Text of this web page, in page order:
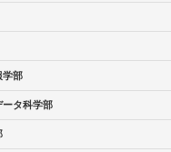
学部
ータ科学部